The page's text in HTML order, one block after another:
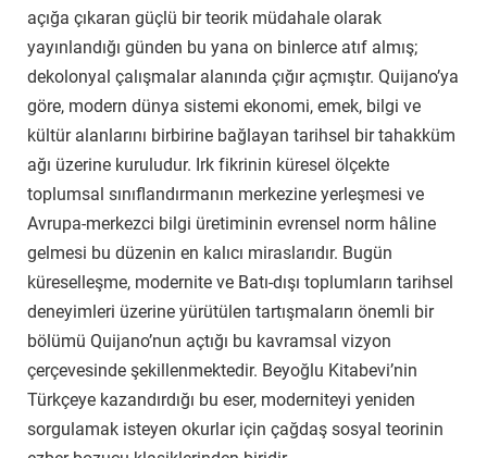
açığa çıkaran güçlü bir teorik müdahale olarak
yayınlandığı günden bu yana on binlerce atıf almış;
dekolonyal çalışmalar alanında çığır açmıştır. Quijano’ya
göre, modern dünya sistemi ekonomi, emek, bilgi ve
kültür alanlarını birbirine bağlayan tarihsel bir tahakküm
ağı üzerine kuruludur. Irk fikrinin küresel ölçekte
toplumsal sınıflandırmanın merkezine yerleşmesi ve
Avrupa-merkezci bilgi üretiminin evrensel norm hâline
gelmesi bu düzenin en kalıcı miraslarıdır. Bugün
küreselleşme, modernite ve Batı-dışı toplumların tarihsel
deneyimleri üzerine yürütülen tartışmaların önemli bir
bölümü Quijano’nun açtığı bu kavramsal vizyon
çerçevesinde şekillenmektedir. Beyoğlu Kitabevi’nin
Türkçeye kazandırdığı bu eser, moderniteyi yeniden
sorgulamak isteyen okurlar için çağdaş sosyal teorinin